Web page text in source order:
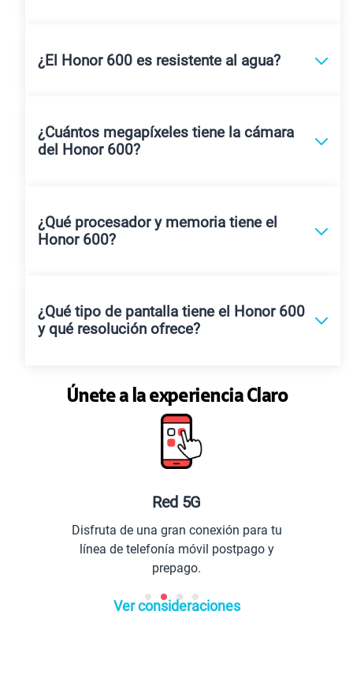
¿El Honor 600 es resistente al agua?
¿Cuántos megapíxeles tiene la cámara
del Honor 600?
¿Qué procesador y memoria tiene el
Honor 600?
¿Qué tipo de pantalla tiene el Honor 600
y qué resolución ofrece?
Únete a la experiencia Claro
Red 5G
Disfruta de una gran conexión para tu
línea de telefonía móvil postpago y
prepago.
Ver consideraciones